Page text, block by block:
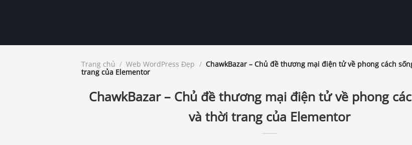
Trang chủ / Web WordPress Đẹp / ChawkBazar – Chủ đề thương mại điện tử về phong cách
trang của Elementor
ChawkBazar – Chủ đề thương mại điện tử về phong
và thời trang của Elementor